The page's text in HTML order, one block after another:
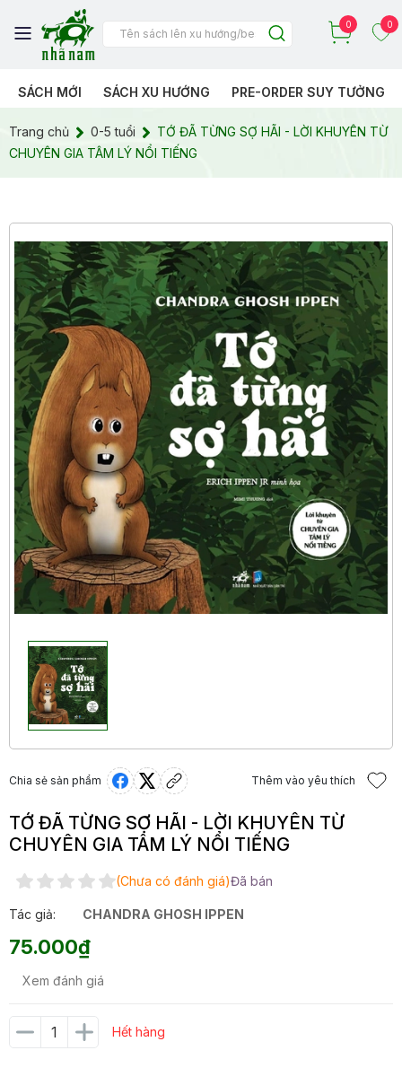
0 0
SÁCH MỚI SÁCH XU HƯỚNG PRE-ORDER SUY TƯỞNG
Trang chủ 0-5 tuổi
TỚ ĐÃ TỪNG SỢ HÃI - LỜI KHUYÊN TỪ
CHUYÊN GIA TÂM LÝ NỔI TIẾNG
Chia sẻ sản phẩm Thêm vào yêu thích
TỚ ĐÃ TỪNG SỢ HÃI - LỜI KHUYÊN TỪ
CHUYÊN GIA TÂM LÝ NỔI TIẾNG
(Chưa có đánh giá)Đã bán
Tác giả: CHANDRA GHOSH IPPEN
75.000₫
Xem đánh giá
Hết hàng